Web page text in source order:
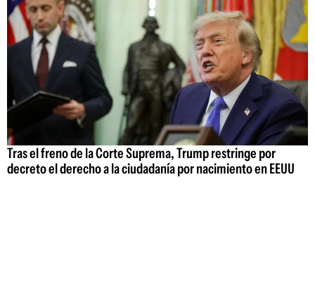
Tras el freno de la Corte Suprema, Trump restringe por
decreto el derecho a la ciudadanía por nacimiento en EEUU